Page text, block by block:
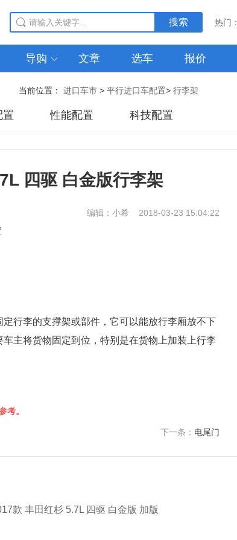
搜索 热门：
导购  文章 选车 报价
当前位置： 进口车市 > 平行进口车配置> 行李架
置 性能配置 科技配置
四驱 白金版行李架
编辑：小希 2018-03-23 15:04:22
行李的支撑架或部件，它可以能放行李厢放不下
主将货物固定到位，特别是在货物上加装上行李
考。
下一条： 电尾门
款 丰田红杉 5.7L 四驱 白金版 加版